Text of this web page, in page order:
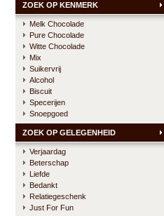
ZOEK OP KENMERK
Melk Chocolade
Pure Chocolade
Witte Chocolade
Mix
Suikervrij
Alcohol
Biscuit
Specerijen
Snoepgoed
ZOEK OP GELEGENHEID
Verjaardag
Beterschap
Liefde
Bedankt
Relatiegeschenk
Just For Fun